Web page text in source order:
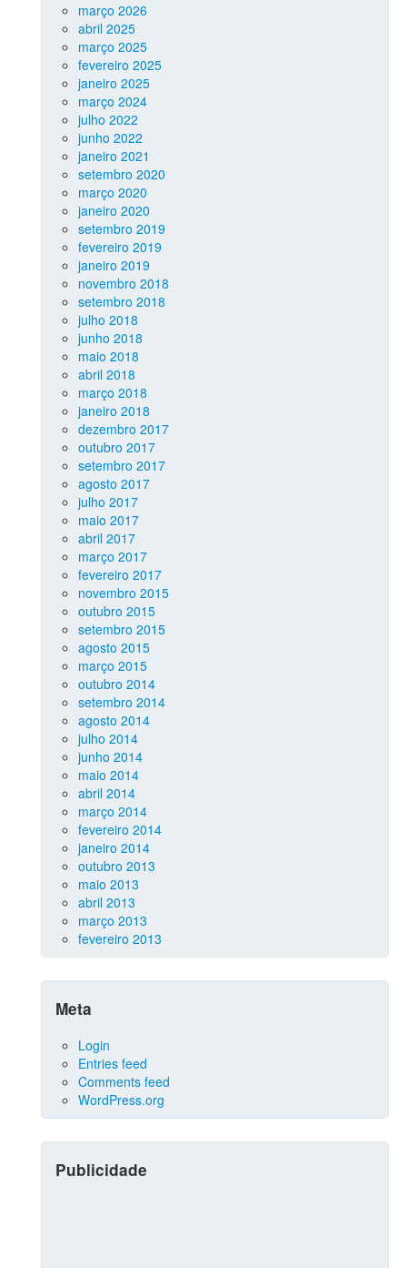
março 2026
abril 2025
março 2025
fevereiro 2025
janeiro 2025
março 2024
julho 2022
junho 2022
janeiro 2021
setembro 2020
março 2020
janeiro 2020
setembro 2019
fevereiro 2019
janeiro 2019
novembro 2018
setembro 2018
julho 2018
junho 2018
maio 2018
abril 2018
março 2018
janeiro 2018
dezembro 2017
outubro 2017
setembro 2017
agosto 2017
julho 2017
maio 2017
abril 2017
março 2017
fevereiro 2017
novembro 2015
outubro 2015
setembro 2015
agosto 2015
março 2015
outubro 2014
setembro 2014
agosto 2014
julho 2014
junho 2014
maio 2014
abril 2014
março 2014
fevereiro 2014
janeiro 2014
outubro 2013
maio 2013
abril 2013
março 2013
fevereiro 2013
Meta
Login
Entries feed
Comments feed
WordPress.org
Publicidade